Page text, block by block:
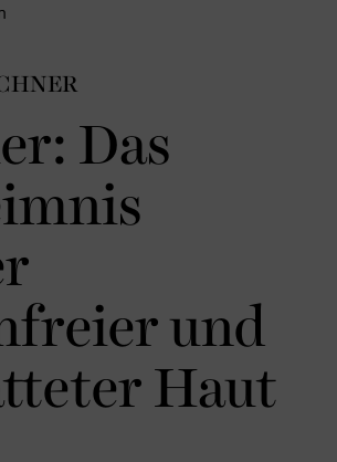
Das
und
Haut